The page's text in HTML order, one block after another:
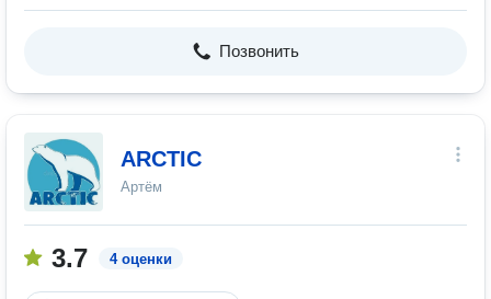
Позвонить
ARCTIC
Артём
3.7 4 оценки